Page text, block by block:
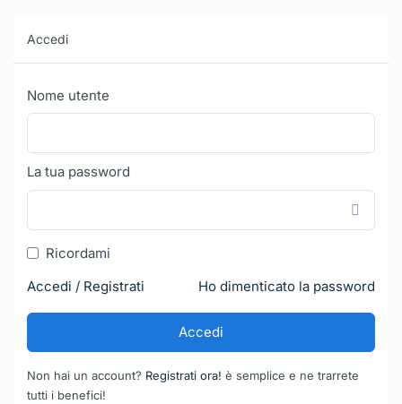
Accedi
Nome utente
La tua password
Ricordami
Accedi / Registrati
Ho dimenticato la password
Accedi
Non hai un account? Registrati ora! è semplice e ne trarrete
tutti i benefici!